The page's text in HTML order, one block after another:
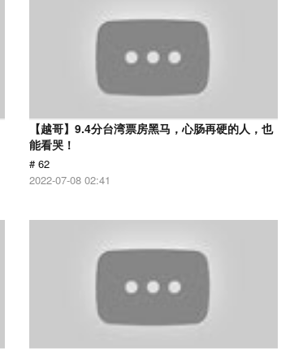
【越哥】9.4分台湾票房黑马，心肠再硬的人，也
能看哭！
# 62
2022-07-08 02:41